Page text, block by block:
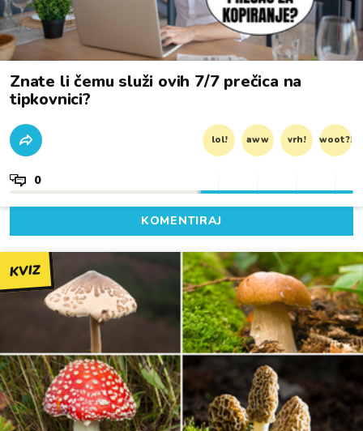
Znate li čemu služi ovih 7/7 prečica na
tipkovnici?
lol! aww vrh! woot?!
0
KOMENTIRAJ
KVIZ